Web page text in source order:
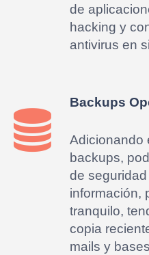
de
hacking y
antivirus en
Backups
Adicionando
backups,
de
información,
tranquilo,
copia
mails y